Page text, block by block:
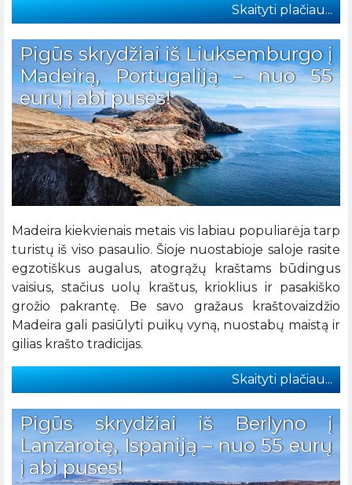
Skaityti plačiau...
Pigūs skrydžiai iš Liuksemburgo į
Madeirą, Portugaliją – nuo 55
eurų į abi puses!
Madeira kiekvienais metais vis labiau populiarėja tarp
turistų iš viso pasaulio. Šioje nuostabioje saloje rasite
egzotiškus augalus, atogrąžų kraštams būdingus
vaisius, stačius uolų kraštus, krioklius ir pasakiško
grožio pakrantę. Be savo gražaus kraštovaizdžio
Madeira gali pasiūlyti puikų vyną, nuostabų maistą ir
gilias krašto tradicijas.
Skaityti plačiau...
Pigūs skrydžiai iš Berlyno į
Lanzarotę, Ispaniją – nuo 55 eurų
į abi puses!